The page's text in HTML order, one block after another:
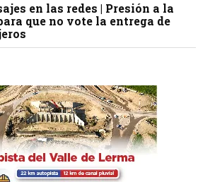
en las redes | Presión a la
que no vote la entrega de